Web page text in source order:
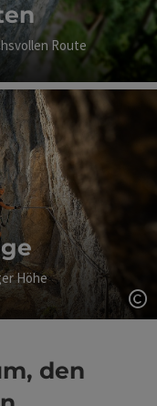
Route
Höhe
den